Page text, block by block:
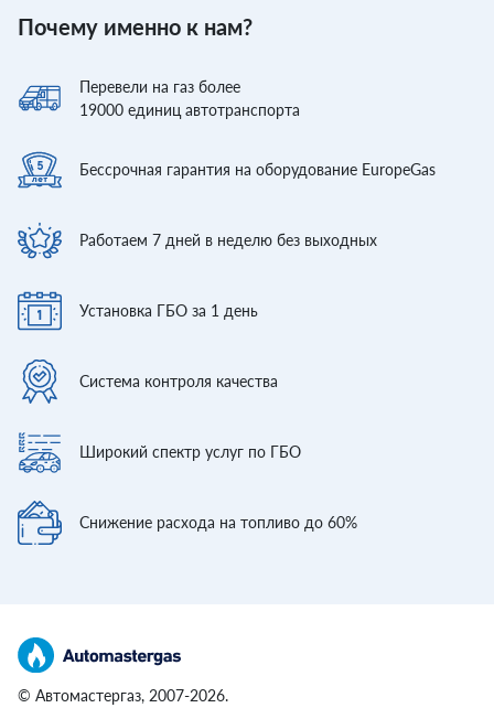
Почему именно к нам?
Перевели на газ более
19000 единиц автотранспорта
Бессрочная гарантия на оборудование EuropeGas
Работаем 7 дней в неделю без выходных
Установка ГБО за 1 день
Система контроля качества
Широкий спектр услуг по ГБО
Снижение расхода на топливо до 60%
© Автомастергаз, 2007-2026.